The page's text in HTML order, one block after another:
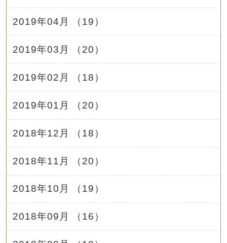
2019年04月 （19）
2019年03月 （20）
2019年02月 （18）
2019年01月 （20）
2018年12月 （18）
2018年11月 （20）
2018年10月 （19）
2018年09月 （16）